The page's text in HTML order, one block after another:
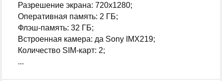
Разрешение экрана: 720x1280;
Оперативная память: 2 ГБ;
Флэш-память: 32 ГБ;
Встроенная камера: да Sony IMX219;
Количество SIM-карт: 2;
...